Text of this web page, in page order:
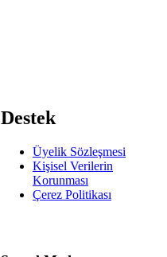
Destek
Üyelik Sözleşmesi
Kişisel Verilerin
Korunması
Çerez Politikası